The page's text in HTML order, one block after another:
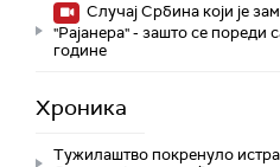
Случај Србина који је
"Рајанера" - зашто се пореди
године
Хроника
Тужилаштво покренуло